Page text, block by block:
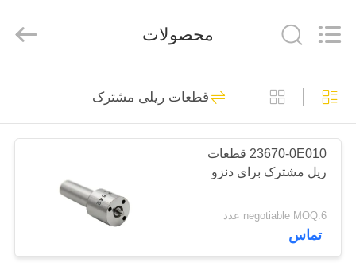
صفحه
اصلی
محصولات
فیلم
های
Trade
Co.,Ltd.
Reserved.
قطعات ریلی مشترک
125
محصولات
قطعات ریلی مشترک
23670-0E010 قطعات
ریل مشترک برای دنزو
negotiable MOQ:6 عدد
تماس